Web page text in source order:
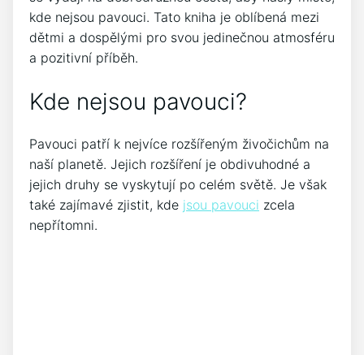
kde nejsou pavouci. Tato kniha je oblíbená mezi
dětmi a dospělými pro svou jedinečnou atmosféru
a pozitivní příběh.
Kde nejsou pavouci?
Pavouci patří k nejvíce rozšířeným živočichům na
naší planetě. Jejich rozšíření je obdivuhodné a
jejich druhy se vyskytují po celém světě. Je však
také zajímavé zjistit, kde jsou pavouci zcela
nepřítomni.